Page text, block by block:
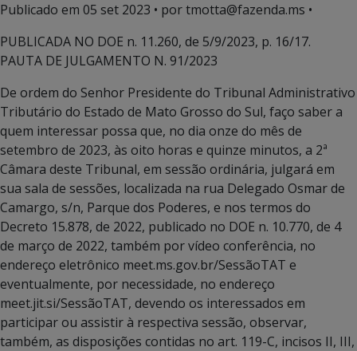
Publicado em 05 set 2023 • por tmotta@fazenda.ms •
PUBLICADA NO DOE n. 11.260, de 5/9/2023, p. 16/17.
PAUTA DE JULGAMENTO N. 91/2023
De ordem do Senhor Presidente do Tribunal Administrativo
Tributário do Estado de Mato Grosso do Sul, faço saber a
quem interessar possa que, no dia onze do mês de
setembro de 2023, às oito horas e quinze minutos, a 2ª
Câmara deste Tribunal, em sessão ordinária, julgará em
sua sala de sessões, localizada na rua Delegado Osmar de
Camargo, s/n, Parque dos Poderes, e nos termos do
Decreto 15.878, de 2022, publicado no DOE n. 10.770, de 4
de março de 2022, também por vídeo conferência, no
endereço eletrônico meet.ms.gov.br/SessãoTAT e
eventualmente, por necessidade, no endereço
meet.jit.si/SessãoTAT, devendo os interessados em
participar ou assistir à respectiva sessão, observar,
também, as disposições contidas no art. 119-C, incisos II, III,